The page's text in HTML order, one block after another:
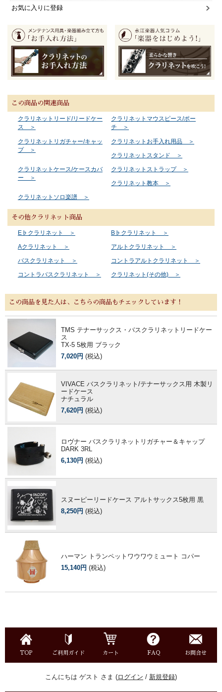
お気に入りに登録
この商品の関連商品
クラリネットリード/リードケー
ス ＞
クラリネットマウスピース/ポー
チ ＞
クラリネットリガチャー/キャッ
プ ＞
クラリネットお手入れ用品 ＞
クラリネットスタンド ＞
クラリネットケース/ケースカバ
ー ＞
クラリネットストラップ ＞
クラリネット教本 ＞
クラリネットソロ楽譜 ＞
その他クラリネット商品
E♭クラリネット ＞
B♭クラリネット ＞
Aクラリネット ＞
アルトクラリネット ＞
バスクラリネット ＞
コントラアルトクラリネット ＞
コントラバスクラリネット ＞
クラリネット(その他) ＞
この商品を見た人は、こちらの商品もチェックしています！
TMS テナーサックス・バスクラリネットリードケー
ス
TX-5 5枚用 ブラック
7,020円 (税込)
VIVACE バスクラリネット/テナーサックス用 木製リ
ードケース
ナチュラル
7,620円 (税込)
ロヴナー バスクラリネットリガチャー＆キャップ
DARK 3RL
6,130円 (税込)
スヌーピーリードケース アルトサックス5枚用 黒
8,250円 (税込)
ハーマン トランペットワウワウミュート コパー
15,140円 (税込)
TOP ご利用ガイド カート FAQ お問合せ
こんにちは ゲスト さま (ログイン / 新規登録)